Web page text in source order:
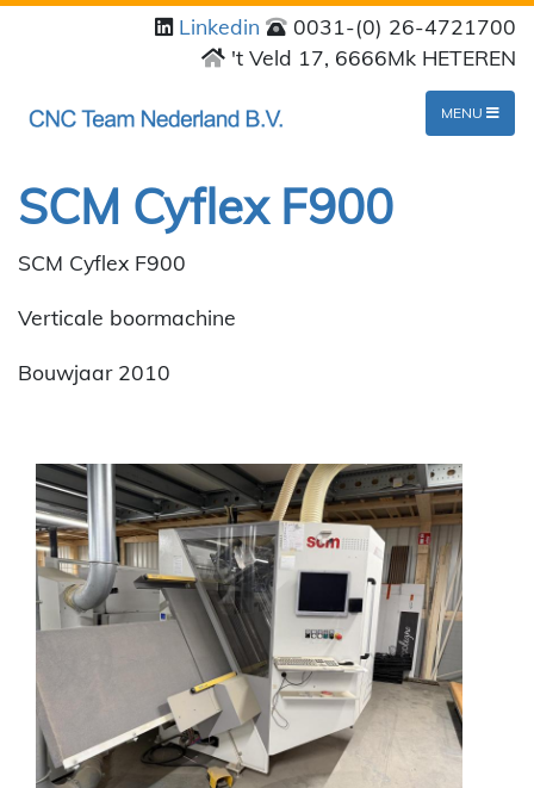
Linkedin
0031-(0) 26-4721700
't Veld 17, 6666Mk HETEREN
MENU
SCM Cyflex F900
SCM Cyflex F900
Verticale boormachine
Bouwjaar 2010